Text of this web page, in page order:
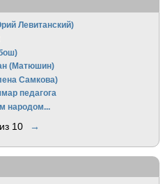
Левитанский)
(Матюшин)
Самкова)
педагога
народом...
10 →